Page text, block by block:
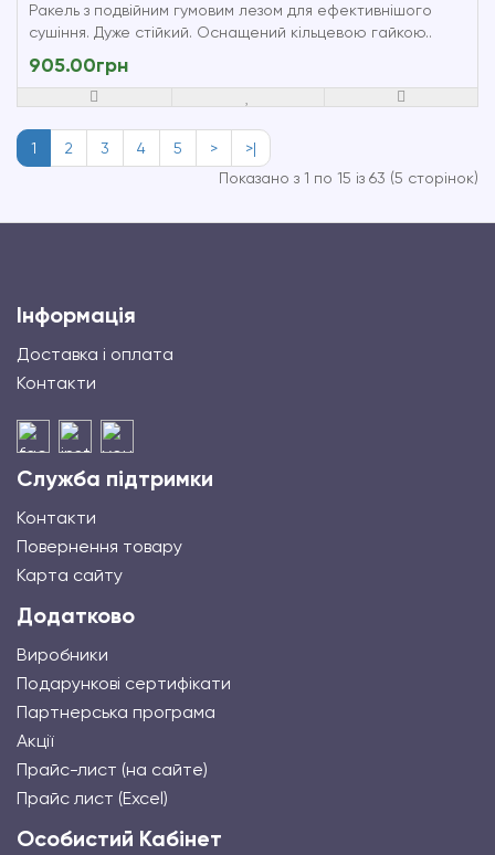
Ракель з подвійним гумовим лезом для ефективнішого
сушіння. Дуже стійкий. Оснащений кільцевою гайкою..
905.00грн
1 2 3 4 5 >
>|
Показано з 1 по 15 із 63 (5 сторінок)
Інформація
Доставка і оплата
Контакти
Служба підтримки
Контакти
Повернення товару
Карта сайту
Додатково
Виробники
Подарункові сертифікати
Партнерська програма
Акції
Прайс-лист (на сайте)
Прайс лист (Excel)
Особистий Кабінет